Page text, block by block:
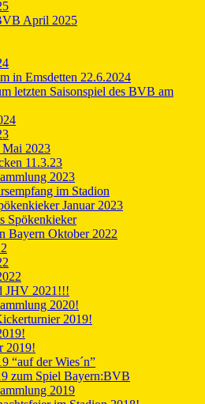
April 2025
in Emsdetten 22.6.2024
letzten Saisonspiel des BVB am
Mai 2023
11.3.23
2023
im Stadion
Januar 2023
Spökenkieker
Bayern Oktober 2022
JHV 2021!!!
2020!
2019!
2019!
“auf der Wies´n”
zum Spiel Bayern:BVB
2019